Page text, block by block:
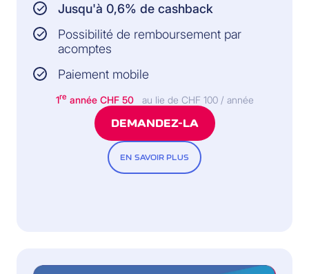
Jusqu'à 0,6% de cashback
Possibilité de remboursement par
acomptes
Paiement mobile
1re année CHF 50 au lie de CHF 100 / année
DEMANDEZ-LA
EN SAVOIR PLUS